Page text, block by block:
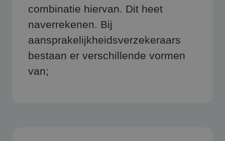
combinatie hiervan. Dit heet
naverrekenen. Bij
aansprakelijkheidsverzekeraars
bestaan er verschillende vormen
van;